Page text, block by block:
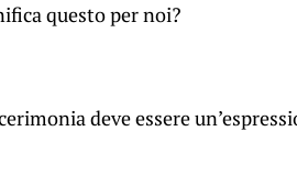
questo per noi?
deve essere